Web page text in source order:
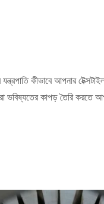
কীভাবে আপনার
ভবিষ্যতের কাপড় তৈরি করতে